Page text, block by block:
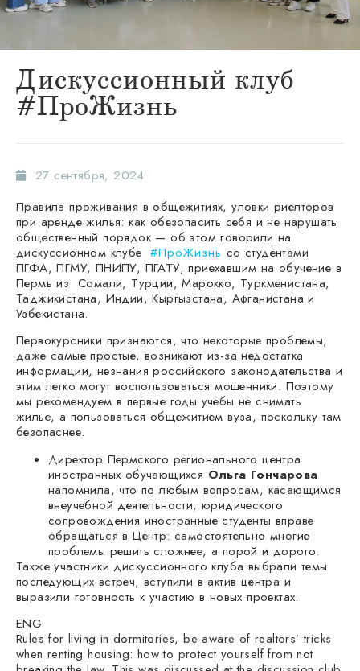
Дискуссионный клуб
#ПроЖизнь
27 сентября, 2024
Правила проживания в общежитиях, уловки риелторов
при аренде жилья: как обезопасить себя и не нарушать
общественный порядок — об этом говорили на
дискуссионном клубе#ПроЖизнь со студентами
ПГФА, ПГМУ, ПНИПУ, ПГАТУ, приехавшим на обучение в
Пермь из Сомали, Турции, Марокко, Туркменистана,
Таджикистана, Индии, Кыргызстана, Афганистана и
Узбекистана.
Первокурсники признаются, что некоторые проблемы,
даже самые простые, возникают из-за недостатка
информации, незнания российского законодательства и
этим легко могут воспользоваться мошенники. Поэтому
мы рекомендуем в первые годы учебы не снимать
жилье, а пользоваться общежитием вуза, поскольку там
безопаснее.
Директор Пермского регионального центра
иностранных обучающихся Ольга Гончарова
напомнила, что по любым вопросам, касающимся
внеучебной деятельности, юридического
сопровождения иностранные студенты вправе
обращаться в Центр: самостоятельно многие
проблемы решить сложнее, а порой и дорого.
Также участники дискуссионного клуба выбрали темы
последующих встреч, вступили в актив центра и
выразили готовность к участию в новых проектах.
ENG
Rules for living in dormitories, be aware of realtors’ tricks
when renting housing: how to protect yourself from not